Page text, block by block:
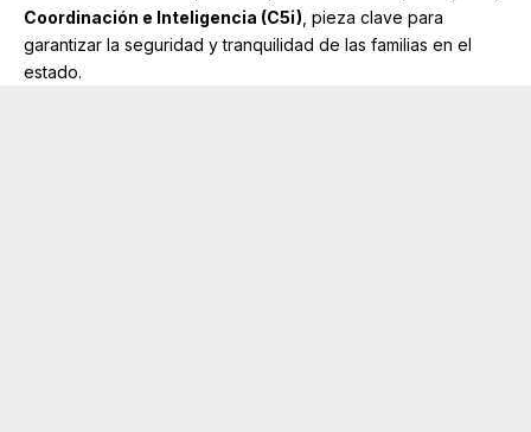
Coordinación e Inteligencia (C5i) , pieza clave para
garantizar la seguridad y tranquilidad de las familias en el
estado.